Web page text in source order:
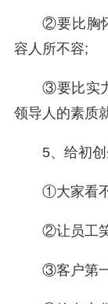
②要比胸
容人所不容;
③要比实
领导人的素质
5、给初
①大家看
②让员工
③客户第